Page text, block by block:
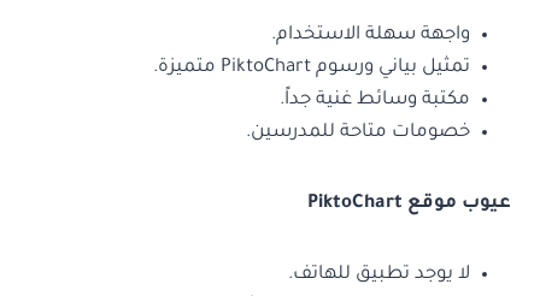
واجهة سهلة الاستخدام.
تمثيل بياني ورسوم PiktoChart متميزة.
مكتبة وسائط غنية جداً.
خصومات متاحة للمدرسين.
عيوب موقع PiktoChart
لا يوجد تطبيق للهاتف.